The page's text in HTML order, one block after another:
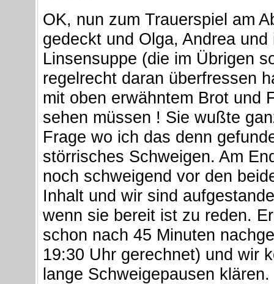
OK, nun zum Trauerspiel am
gedeckt und Olga, Andrea
Linsensuppe (die im Übrigen
regelrecht daran überfressen
mit oben erwähntem Brot und
sehen müssen ! Sie wußte
Frage wo ich das denn
störrisches Schweigen. Am
noch schweigend vor den
Inhalt und wir sind
wenn sie bereit ist zu reden.
schon nach 45 Minuten
19:30 Uhr gerechnet) und wir
lange Schweigepausen klären.